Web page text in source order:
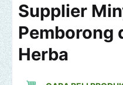
Supplier
Pemborong
Herba